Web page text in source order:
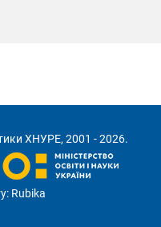
ХНУРЕ, 2001 - 2026.
Rubika